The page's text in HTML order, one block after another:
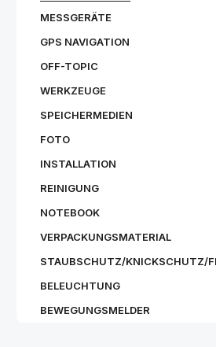
MESSGERÄTE
GPS NAVIGATION
OFF-TOPIC
WERKZEUGE
SPEICHERMEDIEN
FOTO
INSTALLATION
REINIGUNG
NOTEBOOK
VERPACKUNGSMATERIAL
STAUBSCHUTZ/KNICKSCHUTZ/
BELEUCHTUNG
BEWEGUNGSMELDER